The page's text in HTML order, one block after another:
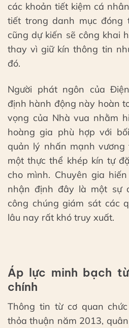
các khoản tiết kiệm cá
tiết trong danh mục đóng
cũng dự kiến sẽ công khai
thay vì giữ kín thông tin
đó.
Người phát ngôn của
định hành động này hoàn
vọng của Nhà vua nhằm
hoàng gia phù hợp với
quản lý nhấn mạnh
một thực thể khép kín tự
cho mình. Chuyên gia
nhận định đây là một sự
công chúng giám sát các
lâu nay rất khó truy xuất.
Áp lực minh bạch
chính
Thông tin từ cơ quan
thỏa thuận năm 2013,